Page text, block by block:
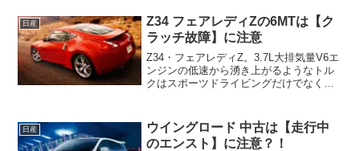
ーゼルを中古で狙っているなら注意した
いポイントがあり...
日産
Z34 フェアレディZの6MTは【ク
ラッチ故障】に注意
Z34・フェアレディZ。3.7L大排気量V6エ
ンジンの低速から湧き上がるようなトル
クはスポーツドライビングだけでなく高
な存在。そしてポルシェのようなボリュ
ームのあるリヤ...
日産
ウイングロード 中古は【走行中
のエンスト】に注意？！